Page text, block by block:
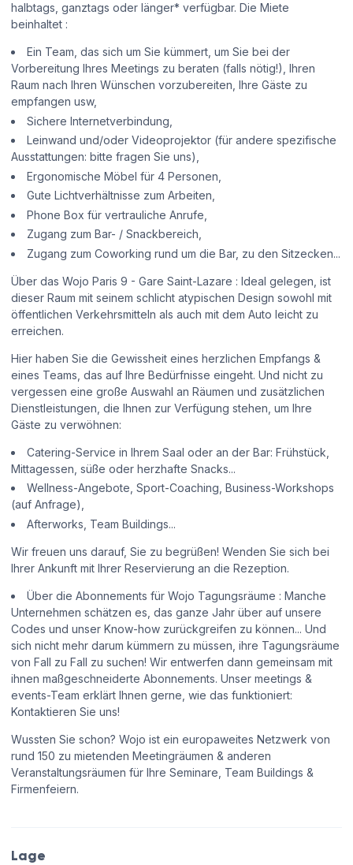
halbtags, ganztags oder länger* verfügbar. Die Miete
beinhaltet :
Ein Team, das sich um Sie kümmert, um Sie bei der
Vorbereitung Ihres Meetings zu beraten (falls nötig!), Ihren
Raum nach Ihren Wünschen vorzubereiten, Ihre Gäste zu
empfangen usw,
Sichere Internetverbindung,
Leinwand und/oder Videoprojektor (für andere spezifische
Ausstattungen: bitte fragen Sie uns),
Ergonomische Möbel für 4 Personen,
Gute Lichtverhältnisse zum Arbeiten,
Phone Box für vertrauliche Anrufe,
Zugang zum Bar- / Snackbereich,
Zugang zum Coworking rund um die Bar, zu den Sitzecken...
Über das Wojo Paris 9 - Gare Saint-Lazare : Ideal gelegen, ist
dieser Raum mit seinem schlicht atypischen Design sowohl mit
öffentlichen Verkehrsmitteln als auch mit dem Auto leicht zu
erreichen.
Hier haben Sie die Gewissheit eines herzlichen Empfangs &
eines Teams, das auf Ihre Bedürfnisse eingeht. Und nicht zu
vergessen eine große Auswahl an Räumen und zusätzlichen
Dienstleistungen, die Ihnen zur Verfügung stehen, um Ihre
Gäste zu verwöhnen:
Catering-Service in Ihrem Saal oder an der Bar: Frühstück,
Mittagessen, süße oder herzhafte Snacks...
Wellness-Angebote, Sport-Coaching, Business-Workshops
(auf Anfrage),
Afterworks, Team Buildings...
Wir freuen uns darauf, Sie zu begrüßen! Wenden Sie sich bei
Ihrer Ankunft mit Ihrer Reservierung an die Rezeption.
Über die Abonnements für Wojo Tagungsräume : Manche
Unternehmen schätzen es, das ganze Jahr über auf unsere
Codes und unser Know-how zurückgreifen zu können... Und
sich nicht mehr darum kümmern zu müssen, ihre Tagungsräume
von Fall zu Fall zu suchen! Wir entwerfen dann gemeinsam mit
ihnen maßgeschneiderte Abonnements. Unser meetings &
events-Team erklärt Ihnen gerne, wie das funktioniert:
Kontaktieren Sie uns!
Wussten Sie schon? Wojo ist ein europaweites Netzwerk von
rund 150 zu mietenden Meetingräumen & anderen
Veranstaltungsräumen für Ihre Seminare, Team Buildings &
Firmenfeiern.
Lage